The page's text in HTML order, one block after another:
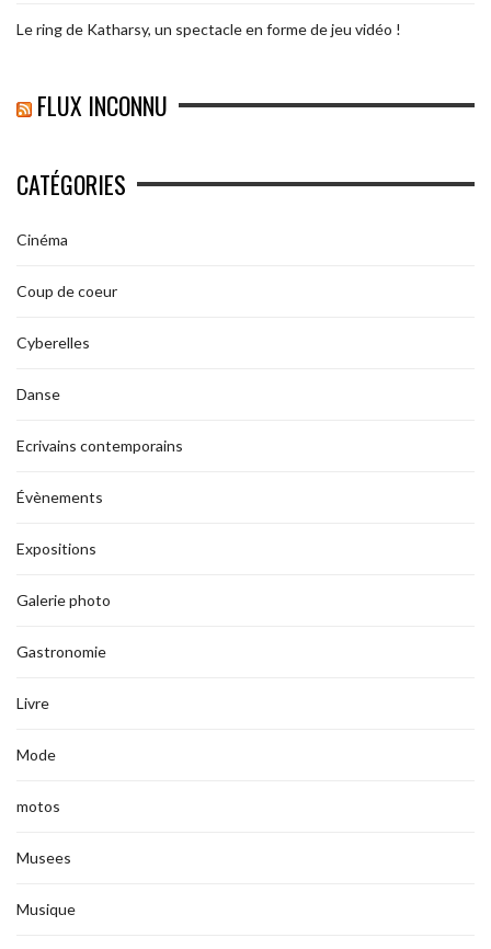
Le ring de Katharsy, un spectacle en forme de jeu vidéo !
FLUX INCONNU
CATÉGORIES
Cinéma
Coup de coeur
Cyberelles
Danse
Ecrivains contemporains
Évènements
Expositions
Galerie photo
Gastronomie
Livre
Mode
motos
Musees
Musique